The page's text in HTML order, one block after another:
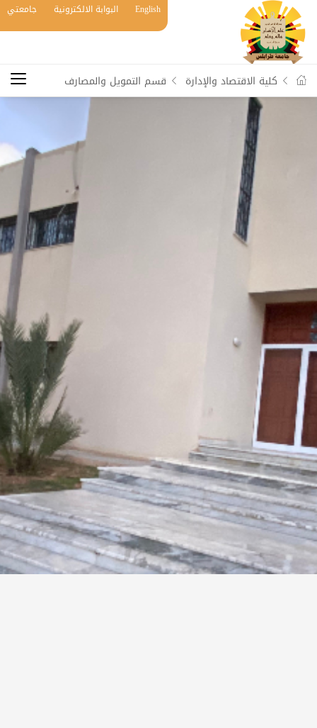
English البوابة الالكترونية جامعتي
كلية الاقتصاد والإدارة قسم التمويل والمصارف